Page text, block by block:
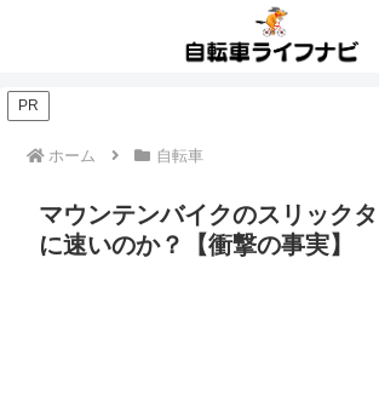
PR
ホーム 自転車
マウンテンバイクのスリック
に速いのか？【衝撃の事実】